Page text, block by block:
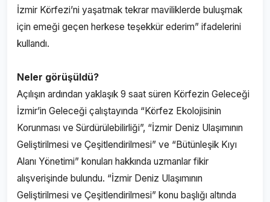
İzmir Körfezi’ni yaşatmak tekrar maviliklerde buluşmak
için emeği geçen herkese teşekkür ederim” ifadelerini
kullandı.
Neler görüşüldü?
Açılışın ardından yaklaşık 9 saat süren Körfezin Geleceği
İzmir’in Geleceği çalıştayında “Körfez Ekolojisinin
Korunması ve Sürdürülebilirliği”, “İzmir Deniz Ulaşımının
Geliştirilmesi ve Çeşitlendirilmesi” ve “Bütünleşik Kıyı
Alanı Yönetimi” konuları hakkında uzmanlar fikir
alışverişinde bulundu. “İzmir Deniz Ulaşımının
Geliştirilmesi ve Çeşitlendirilmesi” konu başlığı altında